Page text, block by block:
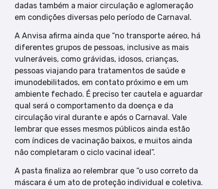
dadas também a maior circulação e aglomeração
em condições diversas pelo período de Carnaval.
A Anvisa afirma ainda que “no transporte aéreo, há
diferentes grupos de pessoas, inclusive as mais
vulneráveis, como grávidas, idosos, crianças,
pessoas viajando para tratamentos de saúde e
imunodebilitados, em contato próximo e em um
ambiente fechado. É preciso ter cautela e aguardar
qual será o comportamento da doença e da
circulação viral durante e após o Carnaval. Vale
lembrar que esses mesmos públicos ainda estão
com índices de vacinação baixos, e muitos ainda
não completaram o ciclo vacinal ideal”.
A pasta finaliza ao relembrar que “o uso correto da
máscara é um ato de proteção individual e coletiva.